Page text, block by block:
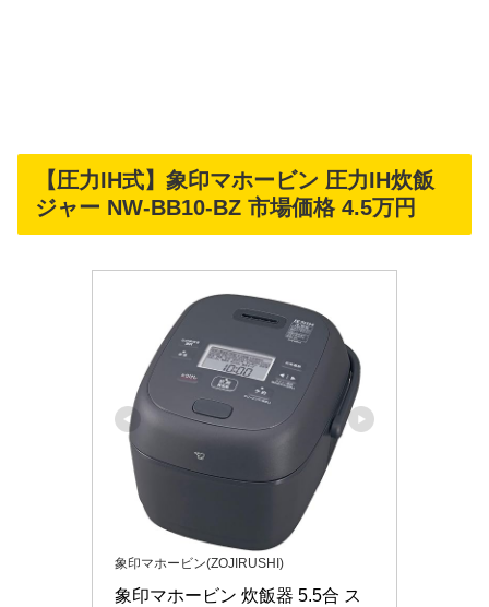
【圧力IH式】象印マホービン 圧力IH炊飯
ジャー NW-BB10-BZ 市場価格 4.5万円
象印マホービン(ZOJIRUSHI)
象印マホービン 炊飯器 5.5合 ス